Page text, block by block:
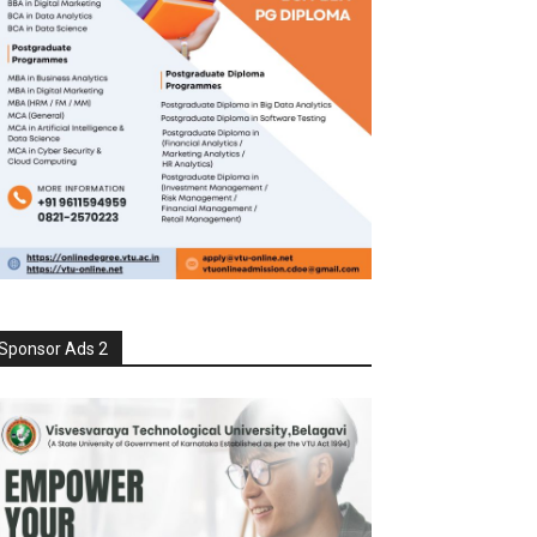
Ads 2